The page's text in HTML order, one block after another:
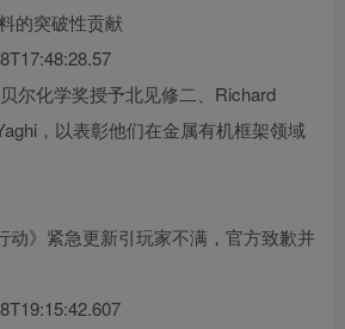
的突破性贡献
尔化学奖授予北见修二、Richard
，以表彰他们在金属有机框架领域
动》紧急更新引玩家不满，官方致歉并